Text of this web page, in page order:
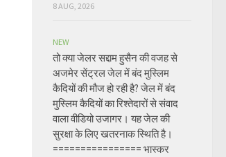
8 AUG, 2026
NEW
तो क्या जेलर सद्दाम हुसैन की वजह से
अजमेर सेंट्रल जेल में बंद मुस्लिम
कैदियों की मौज हो रही है? जेल में बंद
मुस्लिम कैदियों का रिश्तेदारों से संवाद
वाला वीडियो उजागर। यह जेल की
सुरक्षा के लिए खतरनाक स्थिति है।
================ भास्कर